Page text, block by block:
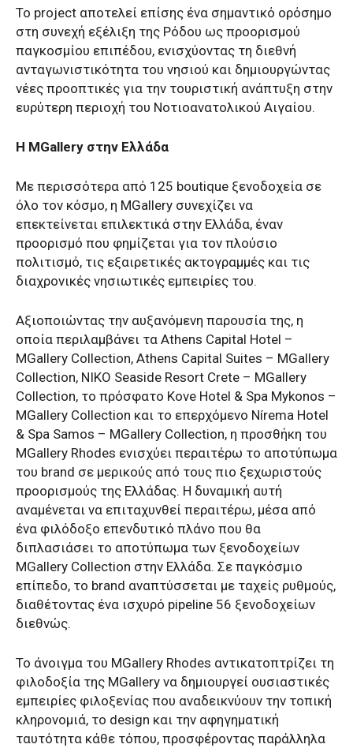
Το project αποτελεί επίσης ένα σημαντικό ορόσημο
στη συνεχή εξέλιξη της Ρόδου ως προορισμού
παγκοσμίου επιπέδου, ενισχύοντας τη διεθνή
ανταγωνιστικότητα του νησιού και δημιουργώντας
νέες προοπτικές για την τουριστική ανάπτυξη στην
ευρύτερη περιοχή του Νοτιοανατολικού Αιγαίου.
Η MGallery στην Ελλάδα
Με περισσότερα από 125 boutique ξενοδοχεία σε
όλο τον κόσμο, η MGallery συνεχίζει να
επεκτείνεται επιλεκτικά στην Ελλάδα, έναν
προορισμό που φημίζεται για τον πλούσιο
πολιτισμό, τις εξαιρετικές ακτογραμμές και τις
διαχρονικές νησιωτικές εμπειρίες του.
Αξιοποιώντας την αυξανόμενη παρουσία της, η
οποία περιλαμβάνει τα Athens Capital Hotel –
MGallery Collection, Athens Capital Suites – MGallery
Collection, NIKO Seaside Resort Crete – MGallery
Collection, το πρόσφατο Kove Hotel & Spa Mykonos –
MGallery Collection και το επερχόμενο Nírema Hotel
& Spa Samos – MGallery Collection, η προσθήκη του
MGallery Rhodes ενισχύει περαιτέρω το αποτύπωμα
του brand σε μερικούς από τους πιο ξεχωριστούς
προορισμούς της Ελλάδας. Η δυναμική αυτή
αναμένεται να επιταχυνθεί περαιτέρω, μέσα από
ένα φιλόδοξο επενδυτικό πλάνο που θα
διπλασιάσει το αποτύπωμα των ξενοδοχείων
MGallery Collection στην Ελλάδα. Σε παγκόσμιο
επίπεδο, το brand αναπτύσσεται με ταχείς ρυθμούς,
διαθέτοντας ένα ισχυρό pipeline 56 ξενοδοχείων
διεθνώς.
Το άνοιγμα του MGallery Rhodes αντικατοπτρίζει τη
φιλοδοξία της MGallery να δημιουργεί ουσιαστικές
εμπειρίες φιλοξενίας που αναδεικνύουν την τοπική
κληρονομιά, το design και την αφηγηματική
ταυτότητα κάθε τόπου, προσφέροντας παράλληλα